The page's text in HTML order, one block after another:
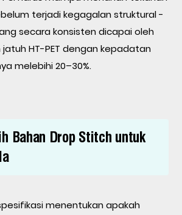
terjadi kegagalan struktural -
secara konsisten dicapai oleh
HT-PET dengan kepadatan
melebihi 20–30%.
Bahan Drop Stitch untuk
menentukan apakah